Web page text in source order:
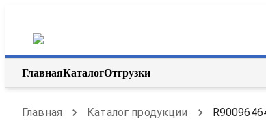
ГлавнаяКаталогОтгрузки
Главная Каталог продукции